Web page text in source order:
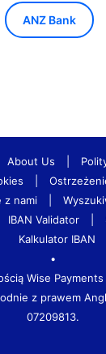
ANZ Bank
About Us
z nami
IBAN Validator
Kalkulator IBAN
•
Wise Payments
z prawem
07209813.